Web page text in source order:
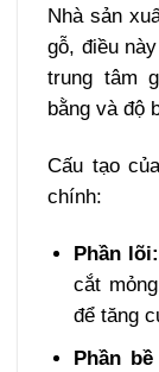
Nhà sản
gỗ, điều
trung tâm
bằng và độ
Cấu tạo
chính:
Phần lõi:
cắt
để tăng
Phần